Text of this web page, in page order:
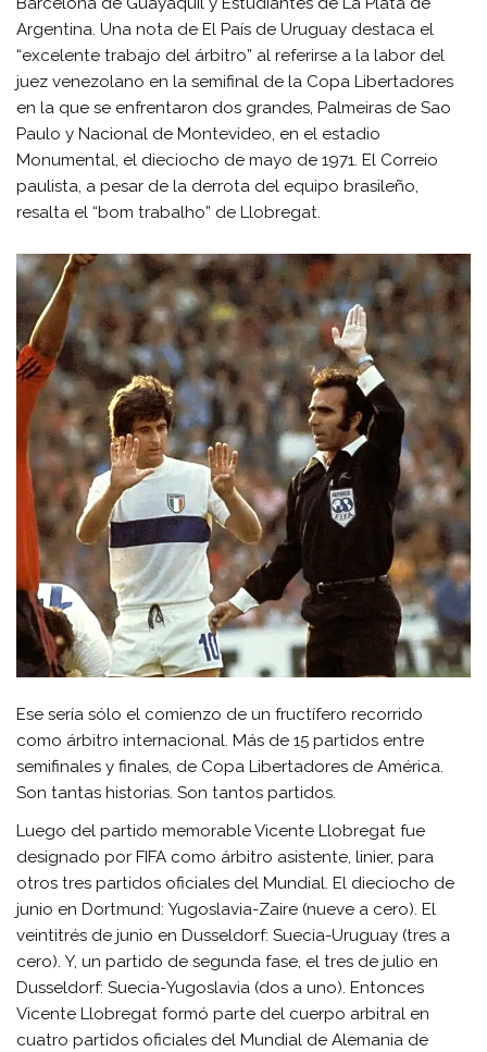
Argentina. Una nota de El País de Uruguay destaca el
“excelente trabajo del árbitro” al referirse a la labor del
juez venezolano en la semifinal de la Copa Libertadores
en la que se enfrentaron dos grandes, Palmeiras de Sao
Paulo y Nacional de Montevideo, en el estadio
Monumental, el dieciocho de mayo de 1971. El Correio
paulista, a pesar de la derrota del equipo brasileño,
resalta el “bom trabalho” de Llobregat.
Ese sería sólo el comienzo de un fructífero recorrido
como árbitro internacional. Más de 15 partidos entre
semifinales y finales, de Copa Libertadores de América.
Son tantas historias. Son tantos partidos.
Luego del partido memorable Vicente Llobregat fue
designado por FIFA como árbitro asistente, linier, para
otros tres partidos oficiales del Mundial. El dieciocho de
junio en Dortmund: Yugoslavia-Zaire (nueve a cero). El
veintitrés de junio en Dusseldorf: Suecia-Uruguay (tres a
cero). Y, un partido de segunda fase, el tres de julio en
Dusseldorf: Suecia-Yugoslavia (dos a uno). Entonces
Vicente Llobregat formó parte del cuerpo arbitral en
cuatro partidos oficiales del Mundial de Alemania de